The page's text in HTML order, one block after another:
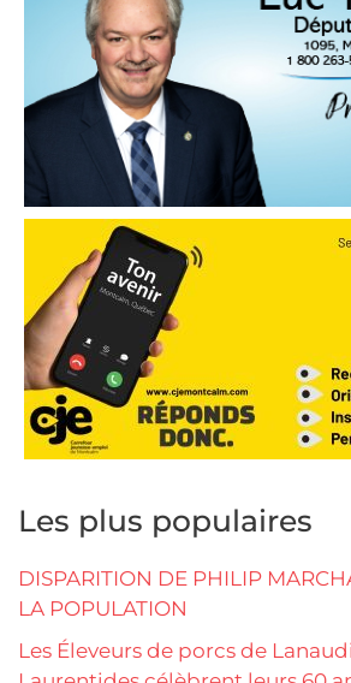
Les plus populaires
DISPARITION DE PHILIP
LA POPULATION
Les Éleveurs de porcs de